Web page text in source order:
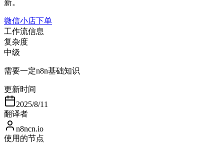
新。
微信小店下单
工作流信息
复杂度
中级
需要一定n8n基础知识
更新时间
2025/8/11
翻译者
n8ncn.io
使用的节点